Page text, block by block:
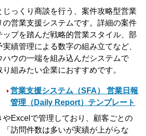
っくり商談を行う、案件攻略型営業
の営業支援システムです。詳細の案件
プを踏んだ戦略的営業スタイル、部
績管理による数字の組み立てなど、
ハウの一端を組み込んだシステムで
組みたい企業におすすめです。
営業支援システム（SFA） 営業日報
管理（Daily Report）テンプレート
やExcelで管理しており、顧客ごとの
訪問件数は多いが実績が上がらな